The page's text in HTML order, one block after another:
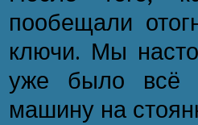
пообещали
ключи. Мы
уже было всё
машину на